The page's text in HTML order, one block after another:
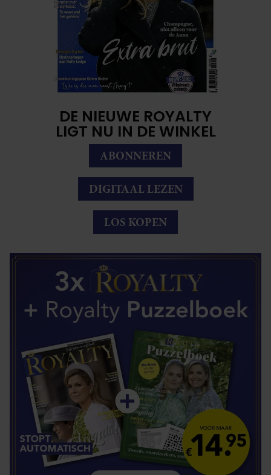
DE NIEUWE ROYALTY
LIGT NU IN DE WINKEL
ABONNEREN
DIGITAAL LEZEN
LOS KOPEN